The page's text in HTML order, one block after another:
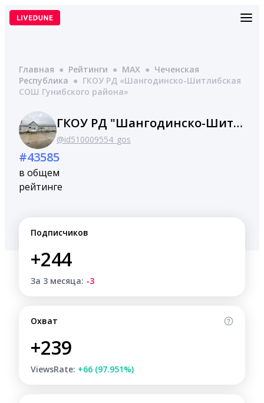
Перейти
Главная ● Рейтинги ● MAX ● Чеченская
Республика ● ГКОУ РД «Шангодинско-Шитлибская
СОШ Гунибского района»
ГКОУ РД "Шангодинско-Шитлибская СОШ Гунибского района"
@id510009554_gos
#43585
в общем
рейтинге
Подписчиков
+244
За 3 месяца: -3
Охват
+239
ViewsRate: +66 (97.951%)